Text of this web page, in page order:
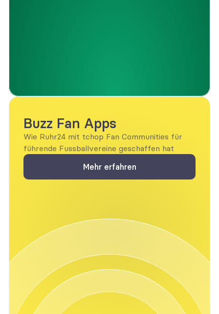
Buzz Fan Apps
Wie Ruhr24 mit tchop Fan Communities für
führende Fussballvereine geschaffen hat
Mehr erfahren